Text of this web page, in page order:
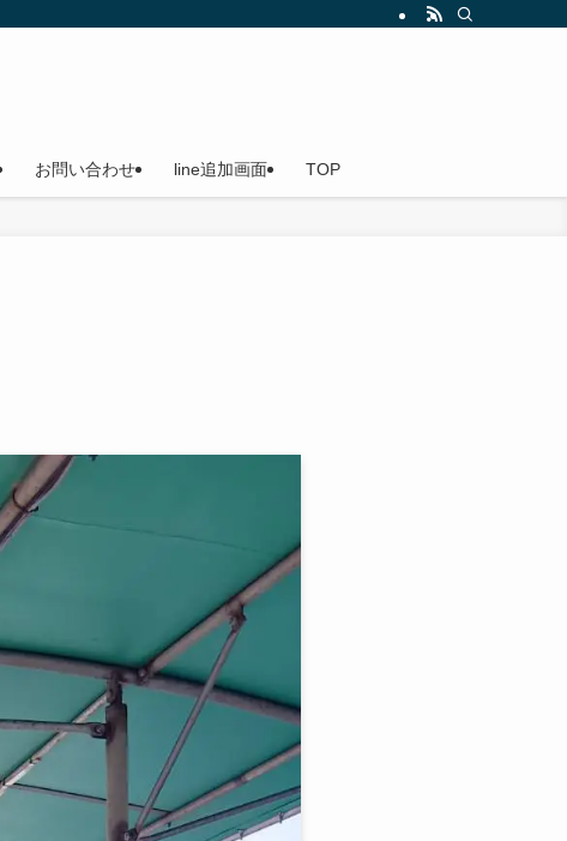
（貸切船）なのでご家族やお友達を誘ってお越しください。小島漁港発
お問い合わせ line追加画面 TOP